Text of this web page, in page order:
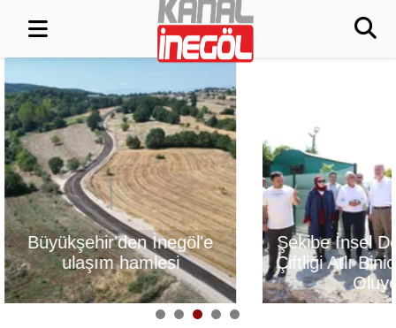
Büyükşehir'den İnegöl'e
ulaşım hamlesi
Şekibe İnsel
Çiftliği Atlı